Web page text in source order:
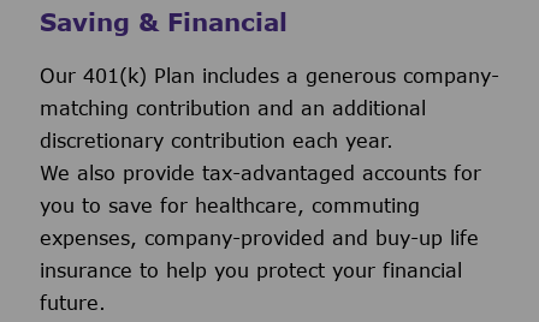
Saving & Financial
Our 401(k) Plan includes a generous company-
matching contribution and an additional
discretionary contribution each year.
We also provide tax-advantaged accounts for
you to save for healthcare, commuting
expenses, company-provided and buy-up life
insurance to help you protect your financial
future.